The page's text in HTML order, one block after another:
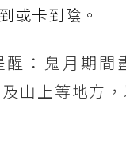
或卡到陰。
醒：鬼月期間
山上等地方